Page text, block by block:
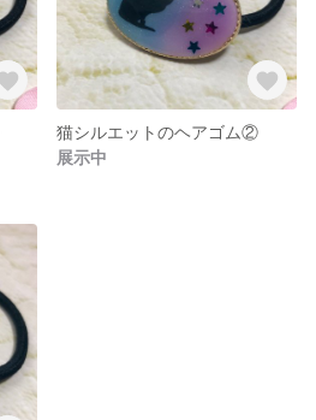
猫シルエットのヘアゴム②
展示中